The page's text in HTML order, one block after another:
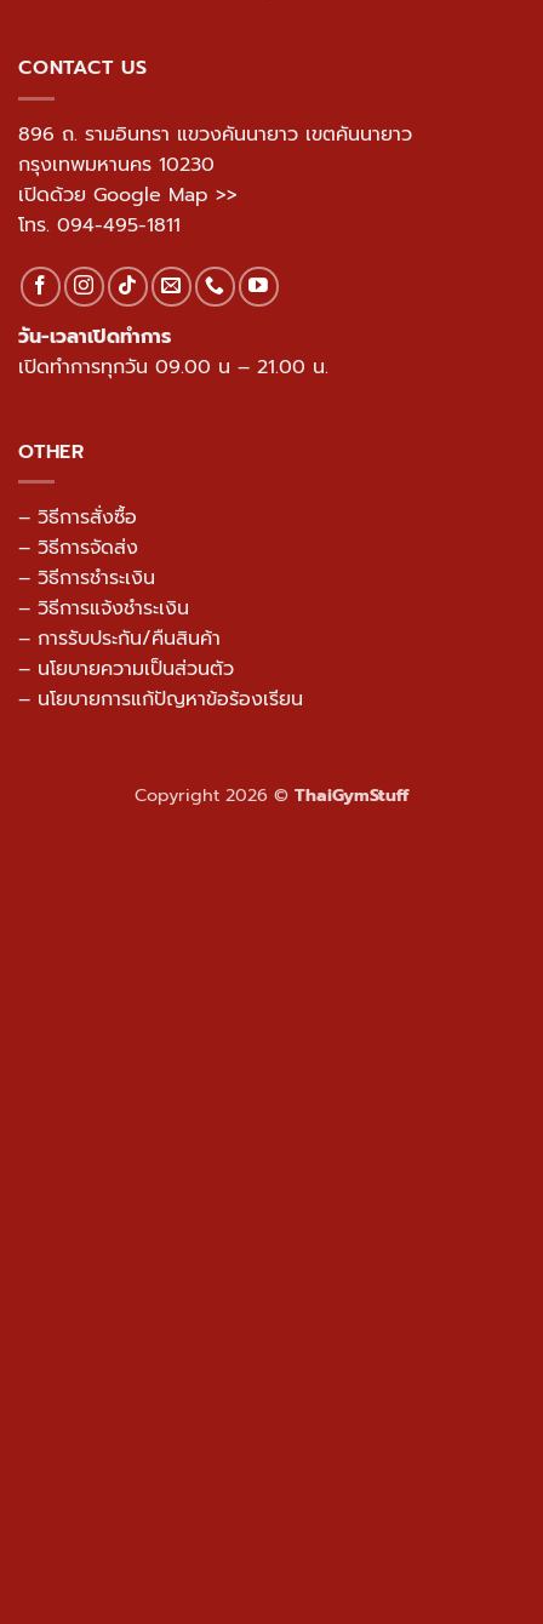
CONTACT US
896 ถ. รามอินทรา แขวงคันนายาว เขตคันนายาว
กรุงเทพมหานคร 10230
เปิดด้วย Google Map >>
โทร. 094-495-1811
วัน-เวลาเปิดทำการ
เปิดทำการทุกวัน 09.00 น – 21.00 น.
OTHER
– วิธีการสั่งซื้อ
– วิธีการจัดส่ง
– วิธีการชำระเงิน
– วิธีการแจ้งชำระเงิน
– การรับประกัน/คืนสินค้า
– นโยบายความเป็นส่วนตัว
– นโยบายการแก้ปัญหาข้อร้องเรียน
Copyright 2026 © ThaiGymStuff